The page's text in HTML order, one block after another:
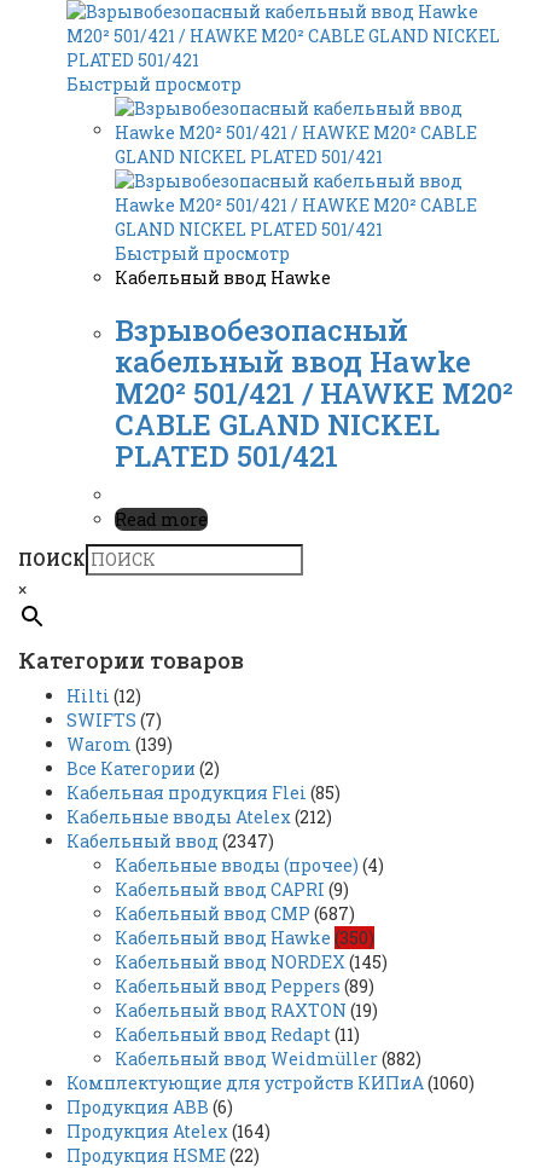
Быстрый просмотр
Быстрый просмотр
Кабельный ввод Hawke
Взрывобезопасный
кабельный ввод Hawke
M20² 501/421 / HAWKE M20²
CABLE GLAND NICKEL
PLATED 501/421
Read more
ПОИСК
×
Категории товаров
Hilti (12)
SWIFTS (7)
Warom (139)
Все Категории (2)
Кабельная продукция Flei (85)
Кабельные вводы Atelex (212)
Кабельный ввод (2347)
Кабельные вводы (прочее) (4)
Кабельный ввод CAPRI (9)
Кабельный ввод CMP (687)
Кабельный ввод Hawke (350)
Кабельный ввод NORDEX (145)
Кабельный ввод Peppers (89)
Кабельный ввод RAXTON (19)
Кабельный ввод Redapt (11)
Кабельный ввод Weidmüller(882)
Комплектующие для устройств КИПиА (1060)
Продукция ABB (6)
Продукция Atelex (164)
Продукция HSME(22)